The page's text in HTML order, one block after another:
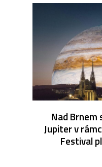
Nad Brnem
Jupiter v
Festival